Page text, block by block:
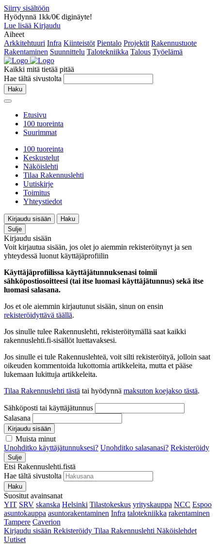
Siirry sisältöön
Hyödynnä 1kk/0€ diginäyte!
Lue lisää Kirjaudu
Aiheet
Arkkitehtuuri Infra Kiinteistöt Pientalo Projektit Rakennustuote
Rakentaminen Suunnittelu Talotekniikka Talous Työelämä
Kaikki mitä tietää pitää
Hae tältä sivustolta
Haku
Etusivu
100 tuoreinta
Suurimmat
100 tuoreinta
Keskustelut
Näköislehti
Tilaa Rakennuslehti
Uutiskirje
Toimitus
Yhteystiedot
Kirjaudu sisään
Haku
Sulje
Kirjaudu sisään
Voit kirjautua sisään, jos olet jo aiemmin rekisteröitynyt ja sen
yhteydessä luonut käyttäjäprofiilin
Käyttäjäprofiilissa käyttäjätunnuksenasi toimii
sähköpostiosoitteesi (tai itse luomasi käyttäjätunnus) sekä itse
luomasi salasana.
Jos et ole aiemmin kirjautunut sisään, sinun on ensin
rekisteröidyttävä täällä.
Jos sinulle tulee Rakennuslehti, rekisteröitymällä saat kaikki
rakennuslehti.fi-sisällöt luettavaksesi.
Jos sinulle ei tule Rakennuslehteä, voit silti rekisteröityä, jolloin saat
oikeuden kommentoida lukottomia artikkeleita, mutta et pääse
lukemaan lukittuja artikkeleita.
Tilaa Rakennuslehti tästä tai hyödynnä maksuton koejakso tästä.
Sähköposti tai käyttäjätunnus
Salasana
Kirjaudu sisään
Muista minut
Unohditko käyttäjätunnuksesi? Unohditko salasanasi? Rekisteröidy
Sulje
Etsi Rakennuslehti.fistä
Hae tältä sivustolta
Haku
Suositut avainsanat
YIT SRV skanska Helsinki Tilastokeskus yrityskauppa NCC Espoo
asuntokauppa asuntorakentaminen Infra talotekniikka rakentaminen
Tampere Caverion
Kirjaudu sisään Rekisteröidy Tilaa Rakennuslehti Näköislehdet
Uutiset